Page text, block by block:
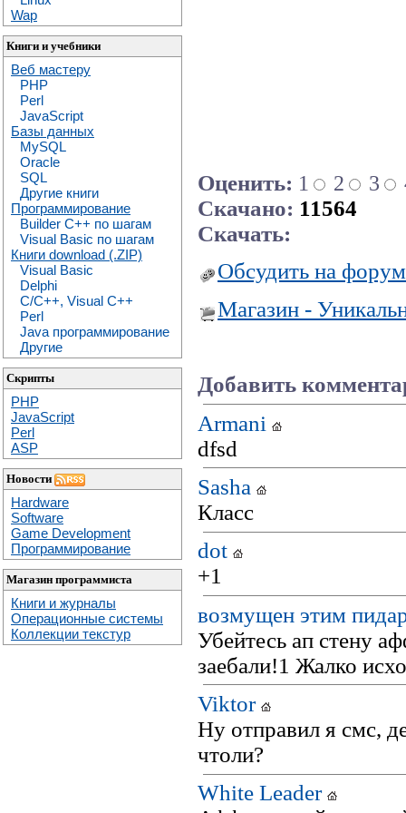
Wap
Книги и учебники
Веб мастеру
PHP
Perl
JavaScript
Базы данных
MySQL
Oracle
SQL
Другие книги
Программирование
Builder C++ по шагам
Visual Basic по шагам
Книги download (.ZIP)
Visual Basic
Delphi
C/C++, Visual C++
Perl
Java программирование
Другие
Скрипты
PHP
JavaScript
Perl
ASP
Новости
Hardware
Software
Game Development
Программирование
Магазин программиста
Книги и журналы
Операционные системы
Коллекции текстур
Оценить: 1 2 3
Скачано: 11564
Скачать:
Обсудить на
Магазин -
Добавить
Armani
dfsd
Sasha
Класс
dot
+1
возмущен этим
Убейтесь ап стену
заебали!1 Жалко
Viktor
Ну отправил я смс,
чтоли?
White Leader